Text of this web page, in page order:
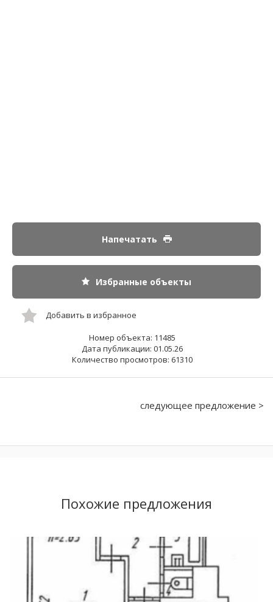
Напечатать
Избранные объекты
Добавить в избранное
Номер объекта: 11485
Дата публикации: 01.05.26
Количество просмотров: 61310
следующее предложение >
Похожие предложения